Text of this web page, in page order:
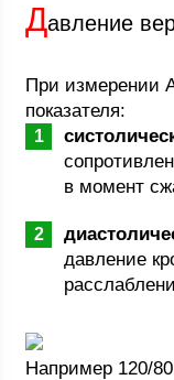
Давление
При измерении
показателя:
в момент
давление
Например 120/